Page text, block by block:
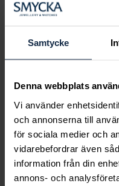
Samtycke
Denna webbplats
Vi använder
och annonserna till
för sociala medier och
vidarebefordrar även
information från din
annons- och
drömring för
perfekt för just